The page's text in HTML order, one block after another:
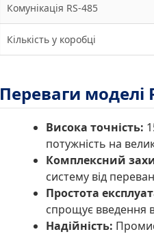
Комунікація RS-485
Кількість у коробці
Переваги моделі
Висока точність:
потужність на
Комплексний
систему від
Простота
спрощує введення
Надійність: